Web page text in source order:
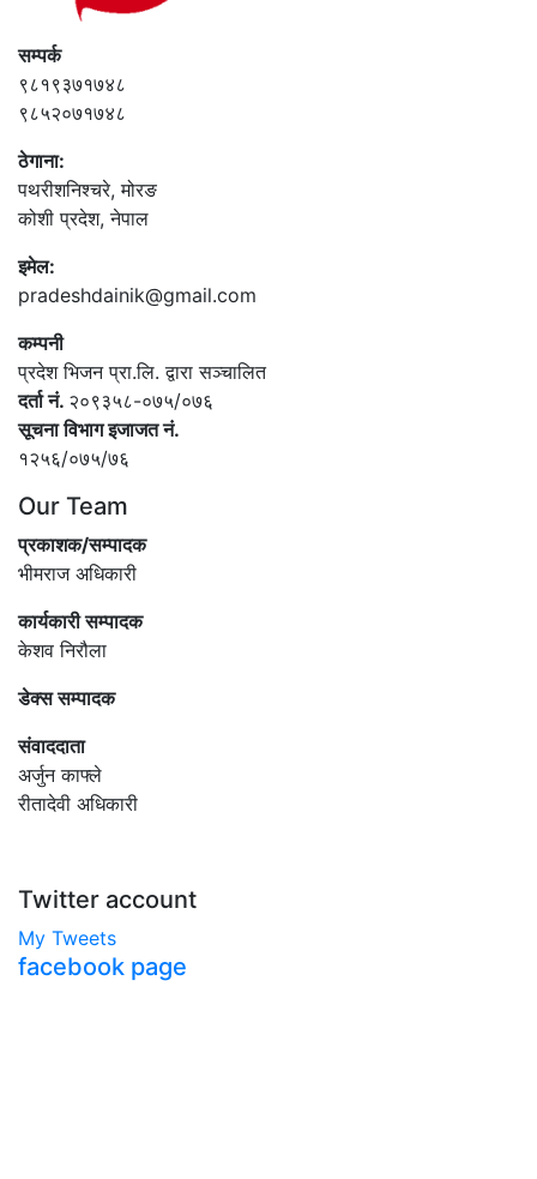
सम्पर्क
९८१९३७१७४८
९८५२०७१७४८
ठेगाना:
पथरीशनिश्‍चरे, मोरङ
कोशी प्रदेश, नेपाल
इमेल:
pradeshdainik@gmail.com
कम्पनी
प्रदेश भिजन प्रा.लि. द्वारा सञ्‍चालित
दर्ता नं. २०९३५८-०७५/०७६
सूचना विभाग इजाजत नं.
१२५६/०७५/७६
Our Team
प्रकाशक/सम्पादक
भीमराज अधिकारी
कार्यकारी सम्पादक
केशव निरौला
डेक्स सम्पादक
संवाददाता
अर्जुन काफ्ले
रीतादेवी अधिकारी
Twitter account
My Tweets
facebook page